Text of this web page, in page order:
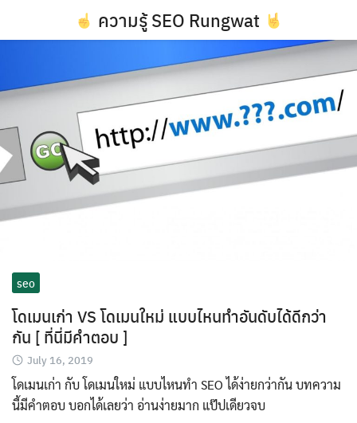
ความรู้ SEO Rungwat
seo
โดเมนเก่า VS โดเมนใหม่ แบบไหนทำอันดับได้ดีกว่า
กัน [ ที่นี่มีคำตอบ ]
July 16, 2019
โดเมนเก่า กับ โดเมนใหม่ แบบไหนทำ SEO ได้ง่ายกว่ากัน บทความ
นี้มีคำตอบ บอกได้เลยว่า อ่านง่ายมาก แป๊ปเดียวจบ